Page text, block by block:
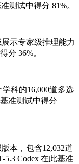
测试中得分 81%。
示专家级推理能力
分 36%。
学科的16,000道多选
准测试中得分
本，包含12,032道
5.3 Codex 在此基准